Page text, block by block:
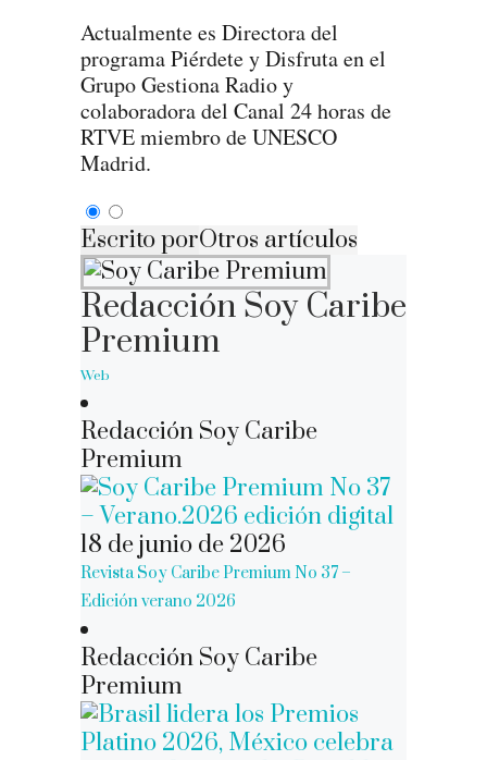
Actualmente es Directora del
programa Piérdete y Disfruta en el
Grupo Gestiona Radio y
colaboradora del Canal 24 horas de
RTVE miembro de UNESCO
Madrid.
Escrito porOtros artículos
Redacción Soy Caribe
Premium
Web
Redacción Soy Caribe
Premium
18 de junio de 2026
Revista Soy Caribe Premium No 37 –
Edición verano 2026
Redacción Soy Caribe
Premium